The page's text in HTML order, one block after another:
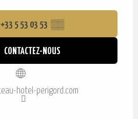
+33 5 53 03 53 ▒▒
CONTACTEZ-NOUS
hotel-perigord.com